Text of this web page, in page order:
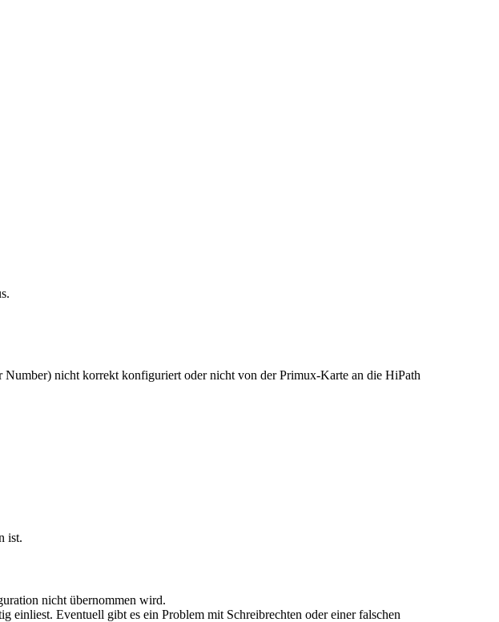
Number) nicht korrekt konfiguriert oder nicht von der Primux-Karte an die HiPath
ist.
nicht übernommen wird.
einliest. Eventuell gibt es ein Problem mit Schreibrechten oder einer falschen